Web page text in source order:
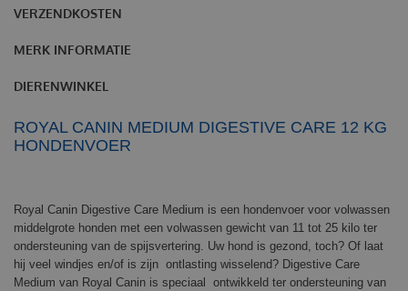
VERZENDKOSTEN
MERK INFORMATIE
DIERENWINKEL
ROYAL CANIN MEDIUM DIGESTIVE CARE 12 KG
HONDENVOER
Royal Canin Digestive Care Medium is een hondenvoer voor volwassen
middelgrote honden met een volwassen gewicht van 11 tot 25 kilo ter
ondersteuning van de spijsvertering. Uw hond is gezond, toch? Of laat
hij veel windjes en/of is zijn ontlasting wisselend? Digestive Care
Medium van Royal Canin is speciaal ontwikkeld ter ondersteuning van